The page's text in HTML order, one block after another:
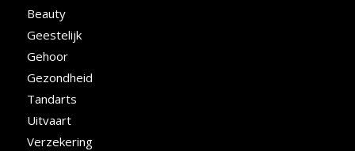
Beauty
Geestelijk
Gehoor
Gezondheid
Tandarts
Uitvaart
Verzekering